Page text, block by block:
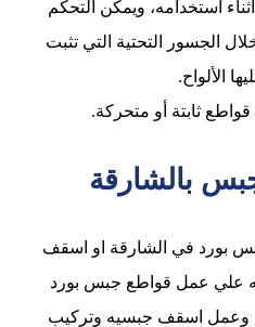
استخدامه، ويمكن التحكم
الجسور التحتية التي تثبت
الألواح.
ثابتة أو متحركة.
بالشارقة
بورد في الشارقة او اسقف
علي عمل قواطع جبس بورد
وعمل اسقف جبسيه وتركيب